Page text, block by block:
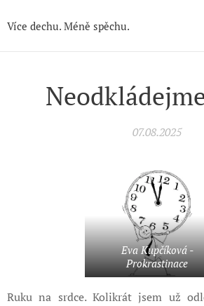
Více dechu. Méně spěchu.
07.08.2025
Eva Kupčíková -
Prokrastinace
Ruku na srdce. Kolikrát jsem už